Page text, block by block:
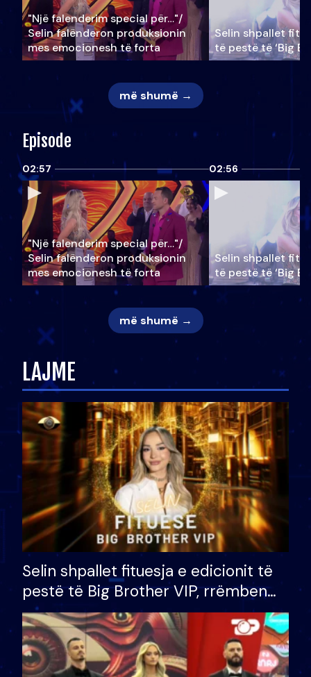
"Një falenderim special për…"/
Selin falënderon produksionin
mes emocionesh të forta
Selin shpallet
të pestë të ‘Big
më shumë →
Episode
02:57
"Një falenderim special për…"/
Selin falënderon produksionin
mes emocionesh të forta
02:56
Selin shpallet
të pestë të ‘Big
më shumë →
LAJME
Selin shpallet fituesja e edicionit të
pestë të Big Brother VIP, rrëmben
çmimin e madh prej 100 mijë eurosh